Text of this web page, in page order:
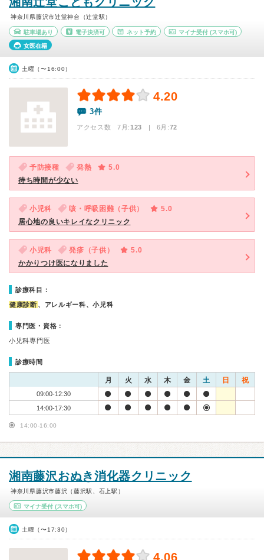
神奈川県藤沢市辻堂神台（辻堂駅）
駐車場あり 電子決済可 ネット予約 マイナ受付 (スマホ可)
女医在籍
土曜（〜16:00）
4.20
3件
アクセス数 7月:123 | 6月:72
予防接種 発熱
5.0
待ち時間が少ない
小児科 咳・呼吸困難（子供）
5.0
居心地の良いキレイなクリニック
小児科 発疹（子供）
5.0
かかりつけ医になりました
診療科目：
健康診断 、アレルギー科、小児科
専門医・資格：
小児科専門医
診療時間
月 火 水 木 金 土 日 祝
09:00-12:30
14:00-17:30
14:00-16:00
湘南藤沢おぬき消化器クリニック
神奈川県藤沢市藤沢（藤沢駅、石上駅）
マイナ受付 (スマホ可)
土曜（〜17:30）
4.06